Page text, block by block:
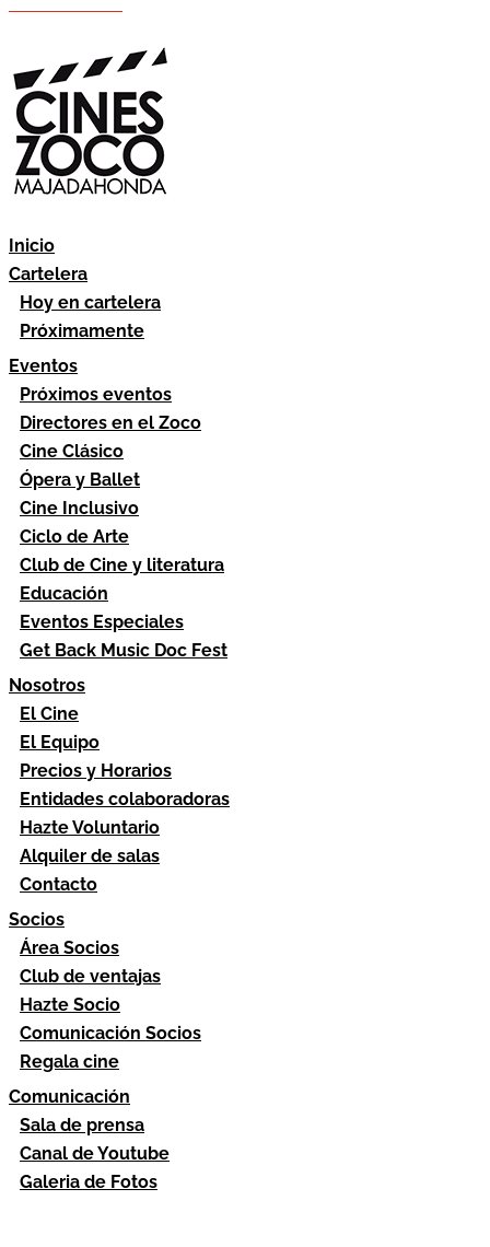
Inicio
Cartelera
Hoy en cartelera
Próximamente
Eventos
Próximos eventos
Directores en el Zoco
Cine Clásico
Ópera y Ballet
Cine Inclusivo
Ciclo de Arte
Club de Cine y literatura
Educación
Eventos Especiales
Get Back Music Doc Fest
Nosotros
El Cine
El Equipo
Precios y Horarios
Entidades colaboradoras
Hazte Voluntario
Alquiler de salas
Contacto
Socios
Área Socios
Club de ventajas
Hazte Socio
Comunicación Socios
Regala cine
Comunicación
Sala de prensa
Canal de Youtube
Galeria de Fotos